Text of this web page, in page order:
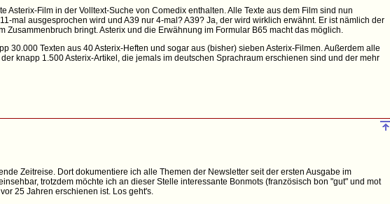
Film in der Volltext-Suche von Comedix enthalten. Alle Texte aus dem Film sind nun
mal ausgesprochen wird und A39 nur 4-mal? A39? Ja, der wird wirklich erwähnt. Er ist nämlich der
Zusammenbruch bringt. Asterix und die Erwähnung im Formular B65 macht das möglich.
30.000 Texten aus 40 Asterix-Heften und sogar aus (bisher) sieben Asterix-Filmen. Außerdem alle
knapp 1.500 Asterix-Artikel, die jemals im deutschen Sprachraum erschienen sind und der mehr
Zeitreise. Dort dokumentiere ich alle Themen der Newsletter seit der ersten Ausgabe im
trotzdem möchte ich an dieser Stelle interessante Bonmots (französisch bon "gut" und mot
25 Jahren erschienen ist. Los geht's.